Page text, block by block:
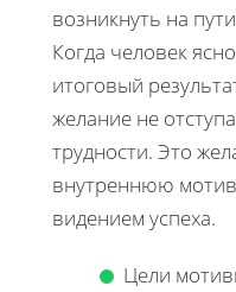
возникнуть на
Когда человек
итоговый
желание не
трудности. Это
внутреннюю
видением успеха.
Цели